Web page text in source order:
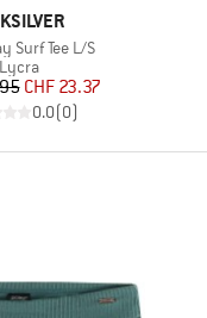
Surf Tee L/S
Lycra
Preis
reduzierter Preis
CHF 23.37
0.0(0)